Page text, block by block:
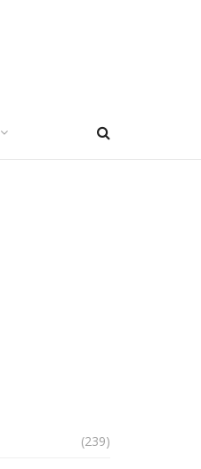
(239)